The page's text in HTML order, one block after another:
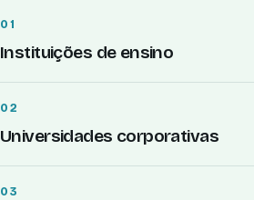
01
Instituições de ensino
02
Universidades corporativas
03